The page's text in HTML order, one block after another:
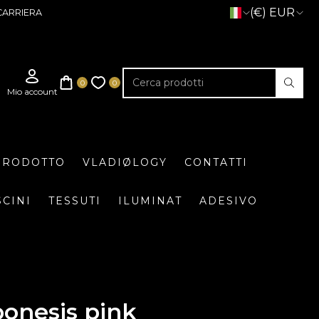
(€) EUR
VLADIØLOGY CONTATTI
TESSUTI ILUMINAT ADESIVO
pink